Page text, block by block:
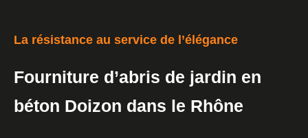
La résistance au service de l’élégance
Fourniture d’abris de jardin en
béton Doizon dans le Rhône